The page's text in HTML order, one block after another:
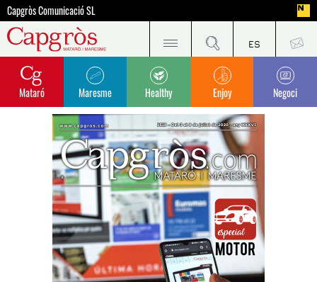
Capgròs Comunicació SL
Mataró Maresme Healthy Enjoy Negoci